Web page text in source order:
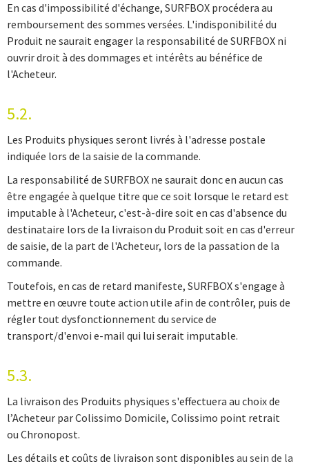
En cas d'impossibilité d'échange, SURFBOX procédera au
remboursement des sommes versées. L'indisponibilité du
Produit ne saurait engager la responsabilité de SURFBOX ni
ouvrir droit à des dommages et intérêts au bénéfice de
l'Acheteur.
5.2.
Les Produits physiques seront livrés à l'adresse postale
indiquée lors de la saisie de la commande.
La responsabilité de SURFBOX ne saurait donc en aucun cas
être engagée à quelque titre que ce soit lorsque le retard est
imputable à l'Acheteur, c'est-à-dire soit en cas d'absence du
destinataire lors de la livraison du Produit soit en cas d'erreur
de saisie, de la part de l'Acheteur, lors de la passation de la
commande.
Toutefois, en cas de retard manifeste, SURFBOX s'engage à
mettre en œuvre toute action utile afin de contrôler, puis de
régler tout dysfonctionnement du service de
transport/d'envoi e-mail qui lui serait imputable.
5.3.
La livraison des Produits physiques s'effectuera au choix de
l’Acheteur par Colissimo Domicile, Colissimo point retrait
ou Chronopost.
Les détails et coûts de livraison sont disponibles au sein de la